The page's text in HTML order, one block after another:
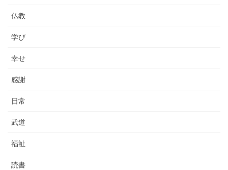
仏教
学び
幸せ
感謝
日常
武道
福祉
読書